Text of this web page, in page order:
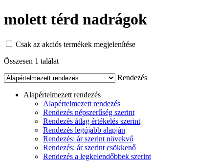
molett térd nadrágok
Csak az akciós termékek megjelenítése
Összesen 1 találat
Rendezés
Alapértelmezett rendezés
Alapértelmezett rendezés
Rendezés népszerűség szerint
Rendezés átlag értékelés szerint
Rendezés legújabb alapján
Rendezés: ár szerint növekvő
Rendezés: ár szerint csökkenő
Rendezés a legkelendőbbek szerint